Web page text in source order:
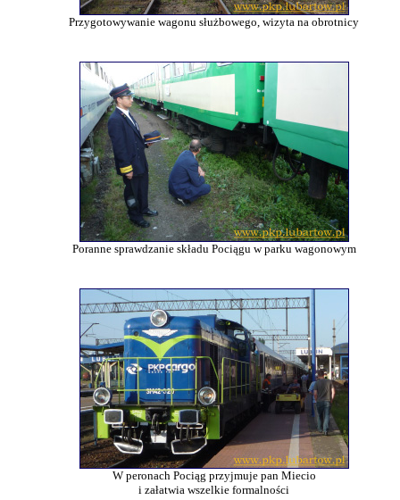
Przygotowywanie wagonu służbowego, wizyta na obrotnicy
Poranne sprawdzanie składu Pociągu w parku wagonowym
W peronach Pociąg przyjmuje pan Miecio
i załatwia wszelkie formalności